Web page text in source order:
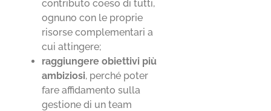
contributo coeso di tutti,
ognuno con le proprie
risorse complementari a
cui attingere;
raggiungere obiettivi più
ambiziosi, perché poter
fare affidamento sulla
gestione di un team